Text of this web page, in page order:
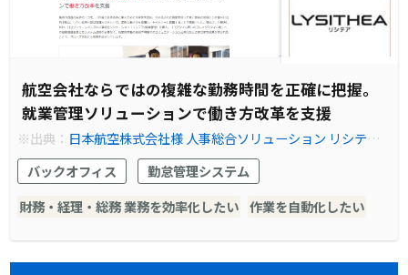
航空会社ならではの複雑な勤務時間を正確に把握。
就業管理ソリューションで働き方改革を支援
※出典： 日本航空株式会社様 人事総合ソリューション リシテア/
就業管理の導入事例やシステム構築例を紹介｜事例紹介｜株式会
社日立ソリューションズ
バックオフィス
勤怠管理システム
財務・経理・総務 業務を効率化したい 作業を自動化したい